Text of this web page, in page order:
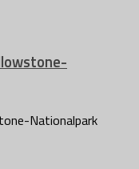
Nationalpark